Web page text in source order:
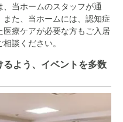
当ホームのスタッフが通
た、当ホームには、認知症
療ケアが必要な方もご入居
談ください。
よう、イベントを多数